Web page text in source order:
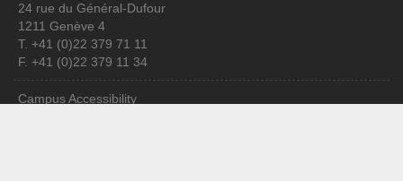
24 rue du Général-Dufour
1211 Genève 4
T. +41 (0)22 379 71 11
F. +41 (0)22 379 11 34
Campus Accessibility